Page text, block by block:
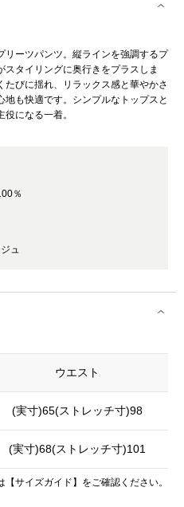
リーツパンツ。縦ラインを強調するプ
タイリングに奥行きをプラスしま
びに揺れ、リラックス感と華やかさ
も快適です。シンプルなトップスと
になる一着。
％
ュ
ウエスト
(実寸)65(ストレッチ寸)98
(実寸)68(ストレッチ寸)101
【サイズガイド】 をご確認ください。